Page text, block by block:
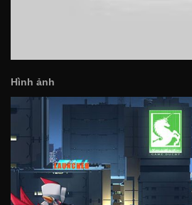
Hình ảnh